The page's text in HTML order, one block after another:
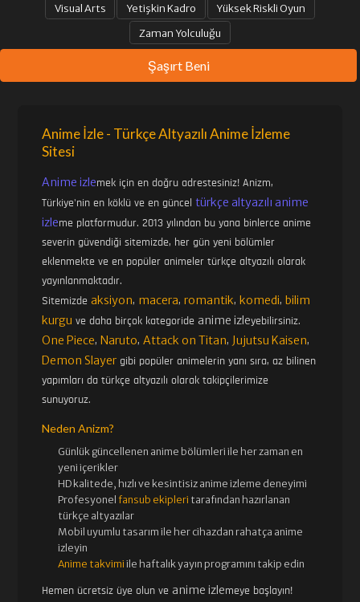
Visual Arts
Yetişkin Kadro
Yüksek Riskli Oyun
Zaman Yolculuğu
Şaşırt Beni
Anime İzle - Türkçe Altyazılı Anime İzleme
Sitesi
Anime izlemek için en doğru adrestesiniz! Anizm,
Türkiye'nin en köklü ve en günceltürkçe altyazılı anime
izleme platformudur. 2013 yılından bu yana binlerce anime
severin güvendiği sitemizde, her gün yeni bölümler
eklenmekte ve en popüler animeler türkçe altyazılı olarak
yayınlanmaktadır.
Sitemizdeaksiyon, macera,romantik, komedi, bilim
kurgu ve daha birçok kategoride anime izleyebilirsiniz.
One Piece, Naruto,Attack on Titan, Jujutsu Kaisen,
Demon Slayer gibi popüler animelerin yanı sıra, az bilinen
yapımları da türkçe altyazılı olarak takipçilerimize
sunuyoruz.
Neden Anizm?
Günlük güncellenen anime bölümleri ile her zaman en
yeni içerikler
HD kalitede, hızlı ve kesintisiz anime izleme deneyimi
Profesyonelfansub ekipleri tarafından hazırlanan
türkçe altyazılar
Mobil uyumlu tasarım ile her cihazdan rahatça anime
izleyin
Anime takvimi ile haftalık yayın programını takip edin
Hemen ücretsiz üye olun ve anime izlemeye başlayın!